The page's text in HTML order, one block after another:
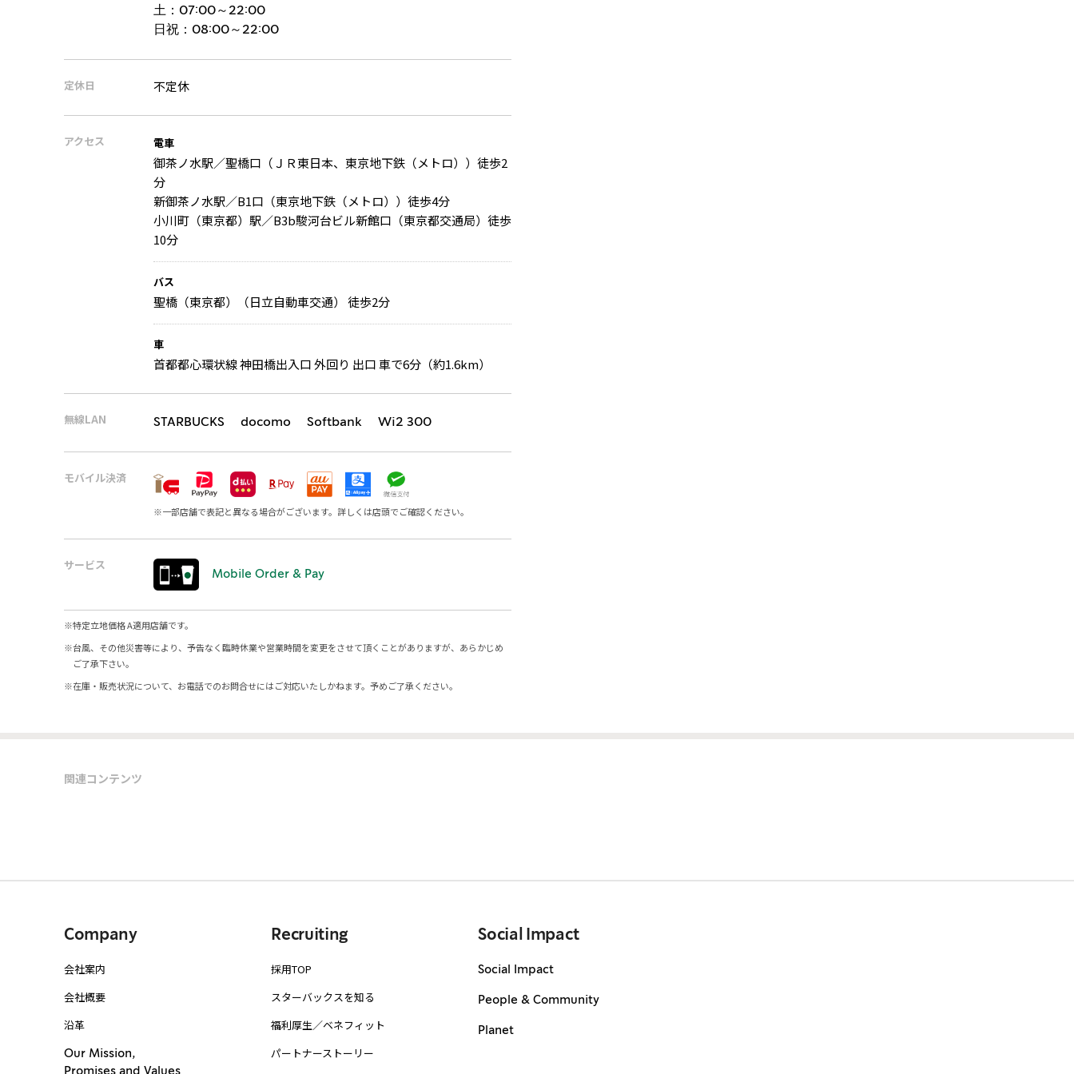
土： 07:00～22:00
日祝： 08:00～22:00
定休日 不定休
アクセス 電車
御茶ノ水駅／聖橋口（ＪＲ東日本、東京地下鉄（メトロ））徒歩2
分
新御茶ノ水駅／B1口（東京地下鉄（メトロ））徒歩4分
小川町（東京都）駅／B3b駿河台ビル新館口（東京都交通局）徒歩
10分
バス
聖橋（東京都）（日立自動車交通） 徒歩2分
車
首都都心環状線 神田橋出入口 外回り 出口 車で6分（約1.6km）
無線LAN STARBUCKS docomo Softbank Wi2 300
モバイル決済
※一部店舗で表記と異なる場合がございます。詳しくは店頭でご確認ください。
サービス
Mobile Order & Pay
※特定立地価格 A適用店舗です。
※台風、その他災害等により、予告なく臨時休業や営業時間を変更をさせて頂くことがありますが、あらかじめ
ご了承下さい。
※在庫・販売状況について、お電話でのお問合せにはご対応いたしかねます。予めご了承ください。
関連コンテンツ
Company
会社案内
会社概要
沿革
Our Mission,
Promises and Values
Recruiting
採用TOP
スターバックスを知る
福利厚生／ベネフィット
パートナーストーリー
Social Impact
Social Impact
People & Community
Planet